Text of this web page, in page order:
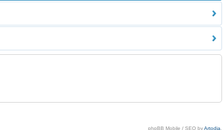
phpBB Mobile / SEO byArtodia